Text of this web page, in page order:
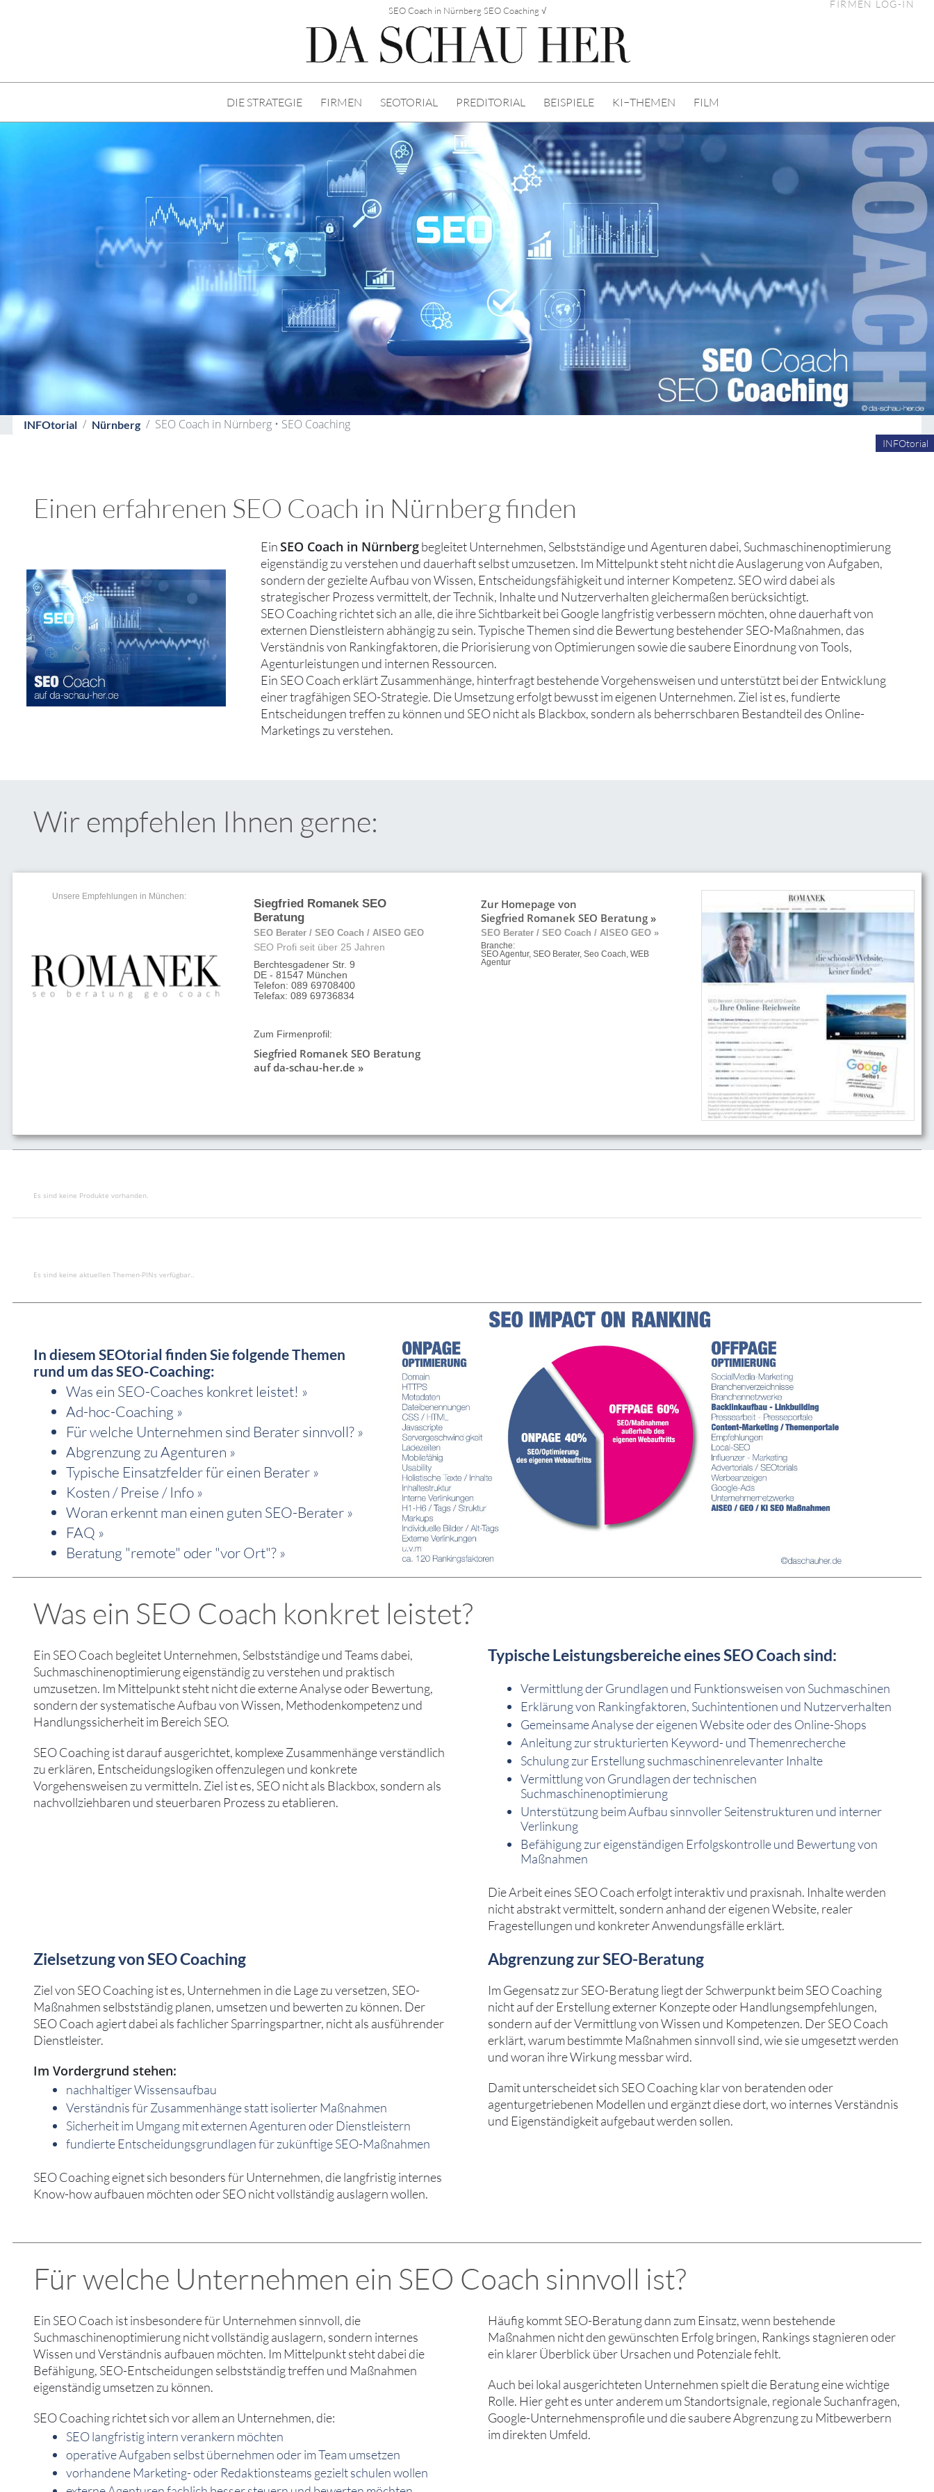
SEO Coach in Nürnberg SEO Coaching √
FIRMEN LOG-IN
DIE STRATEGIE FIRMEN SEOTORIAL PREDITORIAL BEISPIELE KI−THEMEN FILM
INFOtorial Nürnberg SEO Coach in Nürnberg • SEO Coaching
INFOtorial
Einen erfahrenen SEO Coach in Nürnberg finden
EinSEO Coach in Nürnbergbegleitet Unternehmen, Selbstständige und Agenturen dabei, Suchmaschinenoptimierung
eigenständig zu verstehen und dauerhaft selbst umzusetzen. Im Mittelpunkt steht nicht die Auslagerung von Aufgaben,
sondern der gezielte Aufbau von Wissen, Entscheidungsfähigkeit und interner Kompetenz. SEO wird dabei als
strategischer Prozess vermittelt, der Technik, Inhalte und Nutzerverhalten gleichermaßen berücksichtigt.
SEO Coaching richtet sich an alle, die ihre Sichtbarkeit bei Google langfristig verbessern möchten, ohne dauerhaft von
externen Dienstleistern abhängig zu sein. Typische Themen sind die Bewertung bestehender SEO-Maßnahmen, das
Verständnis von Rankingfaktoren, die Priorisierung von Optimierungen sowie die saubere Einordnung von Tools,
Agenturleistungen und internen Ressourcen.
Ein SEO Coach erklärt Zusammenhänge, hinterfragt bestehende Vorgehensweisen und unterstützt bei der Entwicklung
einer tragfähigen SEO-Strategie. Die Umsetzung erfolgt bewusst im eigenen Unternehmen. Ziel ist es, fundierte
Entscheidungen treffen zu können und SEO nicht als Blackbox, sondern als beherrschbaren Bestandteil des Online-
Marketings zu verstehen.
Wir empfehlen Ihnen gerne:
Unsere Empfehlungen in München:
Siegfried Romanek SEO
Beratung
SEO Berater / SEO Coach / AISEO GEO
SEO Profi seit über 25 Jahren
Berchtesgadener Str. 9
DE - 81547 München
Telefon: 089 69708400
Telefax: 089 69736834
Zum Firmenprofil:
Siegfried Romanek SEO Beratung
auf da-schau-her.de »
Zur Homepage von
Siegfried Romanek SEO Beratung »
SEO Berater / SEO Coach / AISEO GEO »
Branche:
SEO Agentur, SEO Berater, Seo Coach, WEB
Agentur
Es sind keine Produkte vorhanden.
Es sind keine aktuellen Themen-PINs verfügbar..
In diesem SEOtorial finden Sie folgende Themen
rund um das SEO-Coaching:
Was ein SEO-Coaches konkret leistet! »
Ad-hoc-Coaching »
Für welche Unternehmen sind Berater sinnvoll? »
Abgrenzung zu Agenturen »
Typische Einsatzfelder für einen Berater »
Kosten / Preise / Info »
Woran erkennt man einen guten SEO-Berater »
FAQ »
Beratung "remote" oder "vor Ort"? »
Was ein SEO Coach konkret leistet?
Ein SEO Coach begleitet Unternehmen, Selbstständige und Teams dabei,
Suchmaschinenoptimierung eigenständig zu verstehen und praktisch
umzusetzen. Im Mittelpunkt steht nicht die externe Analyse oder Bewertung,
sondern der systematische Aufbau von Wissen, Methodenkompetenz und
Handlungssicherheit im Bereich SEO.
SEO Coaching ist darauf ausgerichtet, komplexe Zusammenhänge verständlich
zu erklären, Entscheidungslogiken offenzulegen und konkrete
Vorgehensweisen zu vermitteln. Ziel ist es, SEO nicht als Blackbox, sondern als
nachvollziehbaren und steuerbaren Prozess zu etablieren.
Typische Leistungsbereiche eines SEO Coach sind:
Vermittlung der Grundlagen und Funktionsweisen von Suchmaschinen
Erklärung von Rankingfaktoren, Suchintentionen und Nutzerverhalten
Gemeinsame Analyse der eigenen Website oder des Online-Shops
Anleitung zur strukturierten Keyword- und Themenrecherche
Schulung zur Erstellung suchmaschinenrelevanter Inhalte
Vermittlung von Grundlagen der technischen
Suchmaschinenoptimierung
Unterstützung beim Aufbau sinnvoller Seitenstrukturen und interner
Verlinkung
Befähigung zur eigenständigen Erfolgskontrolle und Bewertung von
Maßnahmen
Die Arbeit eines SEO Coach erfolgt interaktiv und praxisnah. Inhalte werden
nicht abstrakt vermittelt, sondern anhand der eigenen Website, realer
Fragestellungen und konkreter Anwendungsfälle erklärt.
Zielsetzung von SEO Coaching
Ziel von SEO Coaching ist es, Unternehmen in die Lage zu versetzen, SEO-
Maßnahmen selbstständig planen, umsetzen und bewerten zu können. Der
SEO Coach agiert dabei als fachlicher Sparringspartner, nicht als ausführender
Dienstleister.
Im Vordergrund stehen:
nachhaltiger Wissensaufbau
Verständnis für Zusammenhänge statt isolierter Maßnahmen
Sicherheit im Umgang mit externen Agenturen oder Dienstleistern
fundierte Entscheidungsgrundlagen für zukünftige SEO-Maßnahmen
SEO Coaching eignet sich besonders für Unternehmen, die langfristig internes
Know-how aufbauen möchten oder SEO nicht vollständig auslagern wollen.
Abgrenzung zur SEO-Beratung
Im Gegensatz zur SEO-Beratung liegt der Schwerpunkt beim SEO Coaching
nicht auf der Erstellung externer Konzepte oder Handlungsempfehlungen,
sondern auf der Vermittlung von Wissen und Kompetenzen. Der SEO Coach
erklärt, warum bestimmte Maßnahmen sinnvoll sind, wie sie umgesetzt werden
und woran ihre Wirkung messbar wird.
Damit unterscheidet sich SEO Coaching klar von beratenden oder
agenturgetriebenen Modellen und ergänzt diese dort, wo internes Verständnis
und Eigenständigkeit aufgebaut werden sollen.
Für welche Unternehmen ein SEO Coach sinnvoll ist?
Ein SEO Coach ist insbesondere für Unternehmen sinnvoll, die
Suchmaschinenoptimierung nicht vollständig auslagern, sondern internes
Wissen und Verständnis aufbauen möchten. Im Mittelpunkt steht dabei die
Befähigung, SEO-Entscheidungen selbstständig treffen und Maßnahmen
eigenständig umsetzen zu können.
SEO Coaching richtet sich vor allem an Unternehmen, die:
SEO langfristig intern verankern möchten
operative Aufgaben selbst übernehmen oder im Team umsetzen
vorhandene Marketing- oder Redaktionsteams gezielt schulen wollen
Häufig kommt SEO-Beratung dann zum Einsatz, wenn bestehende
Maßnahmen nicht den gewünschten Erfolg bringen, Rankings stagnieren oder
ein klarer Überblick über Ursachen und Potenziale fehlt.
Auch bei lokal ausgerichteten Unternehmen spielt die Beratung eine wichtige
Rolle. Hier geht es unter anderem um Standortsignale, regionale Suchanfragen,
Google-Unternehmensprofile und die saubere Abgrenzung zu Mitbewerbern
im direkten Umfeld.